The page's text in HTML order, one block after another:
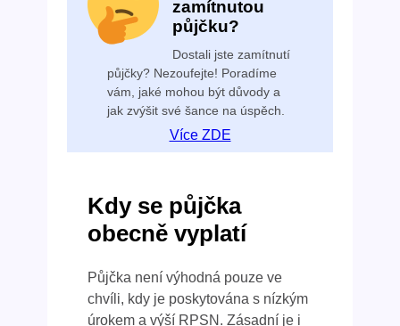
zamítnutou
půjčku?
Dostali jste zamítnutí
půjčky? Nezoufejte! Poradíme
vám, jaké mohou být důvody a
jak zvýšit své šance na úspěch.
Více ZDE
Kdy se půjčka
obecně vyplatí
Půjčka není výhodná pouze ve
chvíli, kdy je poskytována s nízkým
úrokem a výší RPSN. Zásadní je i